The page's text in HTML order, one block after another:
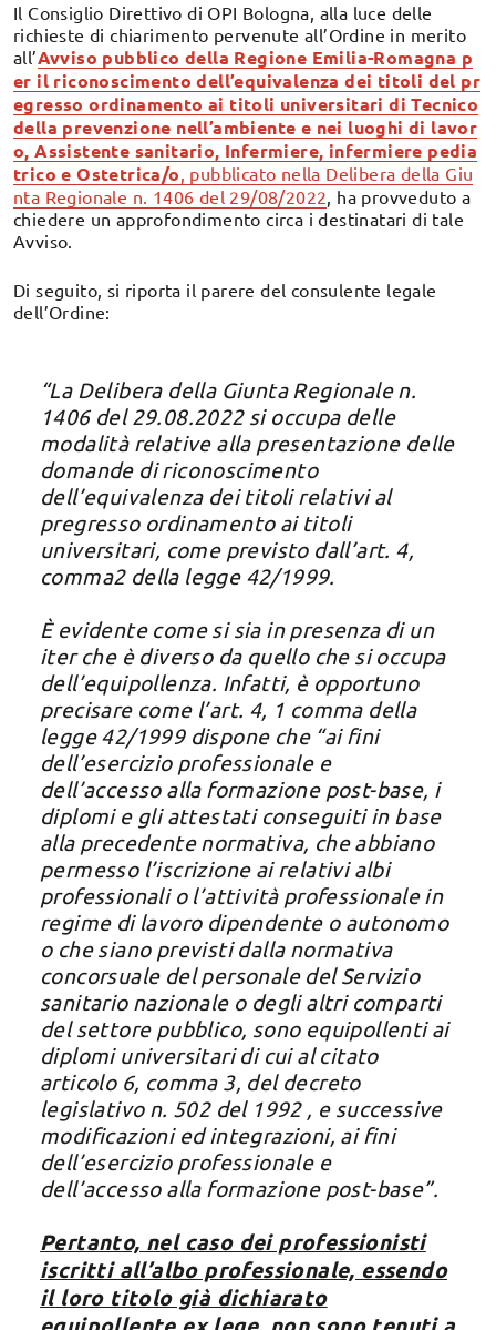
Il Consiglio Direttivo di OPI Bologna, alla luce delle
richieste di chiarimento pervenute all’Ordine in merito
all’Avviso pubblico della Regione Emilia-Romagna p
er il riconoscimento dell’equivalenza dei titoli del pr
egresso ordinamento ai titoli universitari di Tecnico
della prevenzione nell’ambiente e nei luoghi di lavor
o, Assistente sanitario, Infermiere, infermiere pedia
trico e Ostetrica/o, pubblicato nella Delibera della Giu
nta Regionale n. 1406 del 29/08/2022, ha provveduto a
chiedere un approfondimento circa i destinatari di tale
Avviso.
Di seguito, si riporta il parere del consulente legale
dell’Ordine:
“La Delibera della Giunta Regionale n.
1406 del 29.08.2022 si occupa delle
modalità relative alla presentazione delle
domande di riconoscimento
dell’equivalenza dei titoli relativi al
pregresso ordinamento ai titoli
universitari, come previsto dall’art. 4,
comma2 della legge 42/1999.
È evidente come si sia in presenza di un
iter che è diverso da quello che si occupa
dell’equipollenza. Infatti, è opportuno
precisare come l’art. 4, 1 comma della
legge 42/1999 dispone che “ai fini
dell’esercizio professionale e
dell’accesso alla formazione post-base, i
diplomi e gli attestati conseguiti in base
alla precedente normativa, che abbiano
permesso l’iscrizione ai relativi albi
professionali o l’attività professionale in
regime di lavoro dipendente o autonomo
o che siano previsti dalla normativa
concorsuale del personale del Servizio
sanitario nazionale o degli altri comparti
del settore pubblico, sono equipollenti ai
diplomi universitari di cui al citato
articolo 6, comma 3, del decreto
legislativo n. 502 del 1992 , e successive
modificazioni ed integrazioni, ai fini
dell’esercizio professionale e
dell’accesso alla formazione post-base”.
Pertanto, nel caso dei professionisti
iscritti all’albo professionale, essendo
il loro titolo già dichiarato